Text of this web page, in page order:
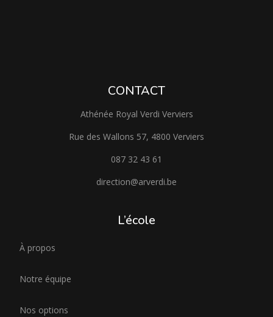
CONTACT
Athénée Royal Verdi Verviers
Rue des Wallons 57, 4800 Verviers
087 32 43 61
direction@arverdi.be
L’école
À propos
Notre équipe
Nos options